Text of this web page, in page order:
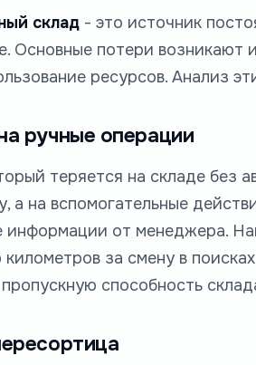
склад - это источник
Основные потери возникают
ресурсов. Анализ
ручные операции
теряется на складе без
а на вспомогательные
информации от менеджера.
километров за смену в
способность